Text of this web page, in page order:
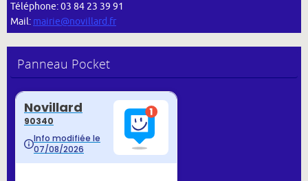
Téléphone: 03 84 23 39 91
Mail: mairie@novillard.fr
Panneau Pocket